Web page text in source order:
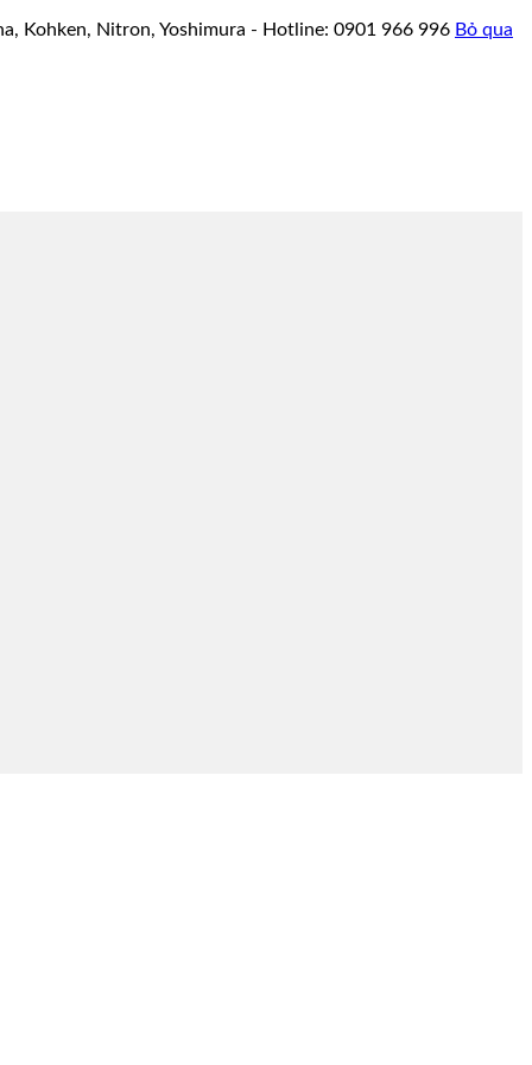
Kohken, Nitron, Yoshimura - Hotline: 0901 966 996 Bỏ qua